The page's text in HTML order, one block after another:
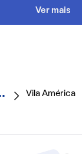
Ver mais
Vila América